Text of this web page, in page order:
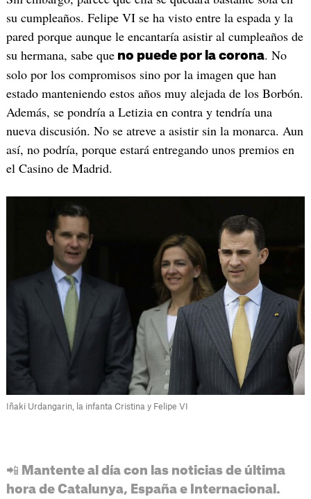
su cumpleaños. Felipe VI se ha visto entre la espada y la
pared porque aunque le encantaría asistir al cumpleaños de
su hermana, sabe queno puede por la corona. No
solo por los compromisos sino por la imagen que han
estado manteniendo estos años muy alejada de los Borbón.
Además, se pondría a Letizia en contra y tendría una
nueva discusión. No se atreve a asistir sin la monarca. Aun
así, no podría, porque estará entregando unos premios en
el Casino de Madrid.
Iñaki Urdangarin, la infanta Cristina y Felipe VI
📲 Mantente al día con las noticias de última
hora de Catalunya, España e Internacional.